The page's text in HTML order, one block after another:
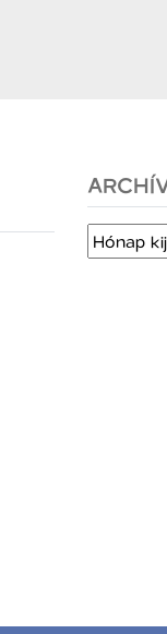
Archívum